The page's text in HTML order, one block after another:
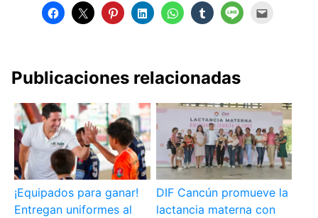
Publicaciones relacionadas
¡Equipados para ganar!
Entregan uniformes al
DIF Cancún promueve la
lactancia materna con